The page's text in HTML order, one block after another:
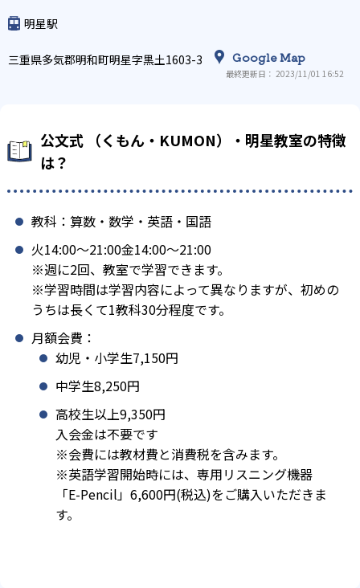
明星駅
三重県多気郡明和町明星字黒土1603-3 Google Map
最終更新日： 2023/11/01 16:52
公文式 （くもん・KUMON）・明星教室の特徴
は？
教科：算数・数学・英語・国語
火14:00〜21:00金14:00〜21:00
※週に2回、教室で学習できます。
※学習時間は学習内容によって異なりますが、初めの
うちは長くて1教科30分程度です。
月額会費：
幼児・小学生7,150円
中学生8,250円
高校生以上9,350円
入会金は不要です
※会費には教材費と消費税を含みます。
※英語学習開始時には、専用リスニング機器
「E-Pencil」6,600円(税込)をご購入いただきま
す。